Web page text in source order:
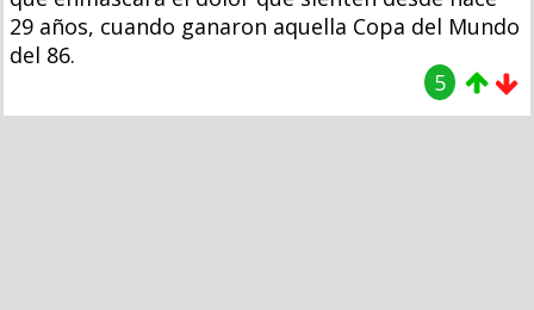
29 años, cuando ganaron aquella Copa del Mundo
del 86.
5